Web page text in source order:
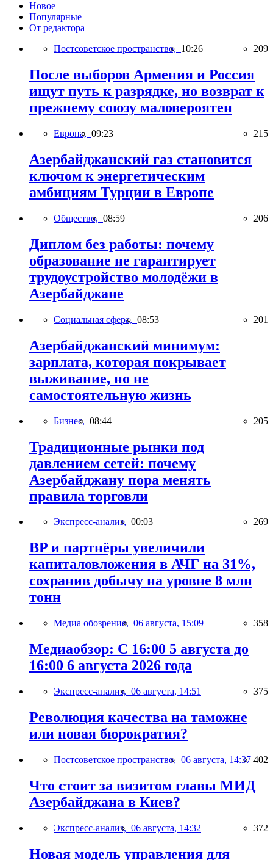
Новое
Популярные
От редактора
Постсоветское пространство, 10:26 209
После выборов Армения и Россия
ищут путь к разрядке, но возврат к
прежнему союзу маловероятен
Европа, 09:23 215
Азербайджанский газ становится
ключом к энергетическим
амбициям Турции в Европе
Общество, 08:59 206
Диплом без работы: почему
образование не гарантирует
трудоустройство молодёжи в
Азербайджане
Социальная сфера, 08:53 201
Азербайджанский минимум:
зарплата, которая покрывает
выживание, но не
самостоятельную жизнь
Бизнес, 08:44 205
Традиционные рынки под
давлением сетей: почему
Азербайджану пора менять
правила торговли
Экспресс-анализ, 00:03 269
BP и партнёры увеличили
капиталовложения в АЧГ на 31%,
сохранив добычу на уровне 8 млн
тонн
Медиа обозрение, 06 августа, 15:09 358
Медиаобзор: С 16:00 5 августа до
16:00 6 августа 2026 года
Экспресс-анализ, 06 августа, 14:51 375
Революция качества на таможне
или новая бюрократия?
Постсоветское пространство, 06 августа, 14:37 402
Что стоит за визитом главы МИД
Азербайджана в Киев?
Экспресс-анализ, 06 августа, 14:32 372
Новая модель управления для